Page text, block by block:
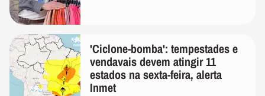
'Ciclone-bomba': tempestades e
vendavais devem atingir 11
estados na sexta-feira, alerta
Inmet